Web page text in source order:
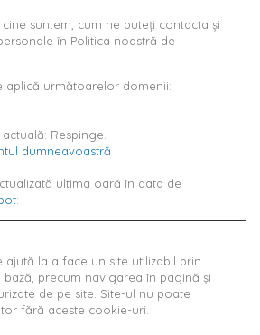
suntem, cum ne puteți contacta și
în Politica noastră de
aplică următoarelor domenii:
Respinge.
dumneavoastră
ultima oară în data de
:
ajută la a face un site utilizabil prin
precum navigarea în pagină şi
de pe site. Site-ul nu poate
fără aceste cookie-uri.